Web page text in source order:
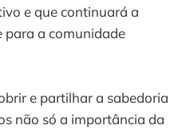
e que continuará a
para a comunidade
e partilhar a sabedoria
não só a importância da